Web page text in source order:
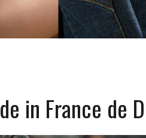
UNE CHASSE AU TRÉSOR MONDIALE
in France de